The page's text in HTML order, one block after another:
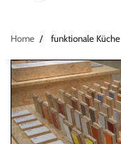
Home funktionale Küche